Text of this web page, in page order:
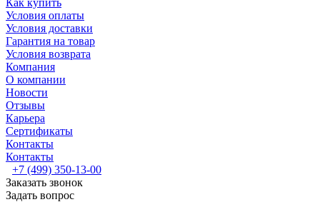
Как купить
Условия оплаты
Условия доставки
Гарантия на товар
Условия возврата
Компания
О компании
Новости
Отзывы
Карьера
Сертификаты
Контакты
Контакты
+7 (499) 350-13-00
Заказать звонок
Задать вопрос